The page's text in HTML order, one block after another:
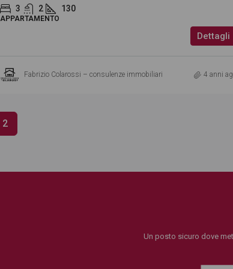
3 2 130
APPARTAMENTO
Dettagli
Fabrizio Colarossi – consulenze immobiliari 4 anni
2
Un posto sicuro dove